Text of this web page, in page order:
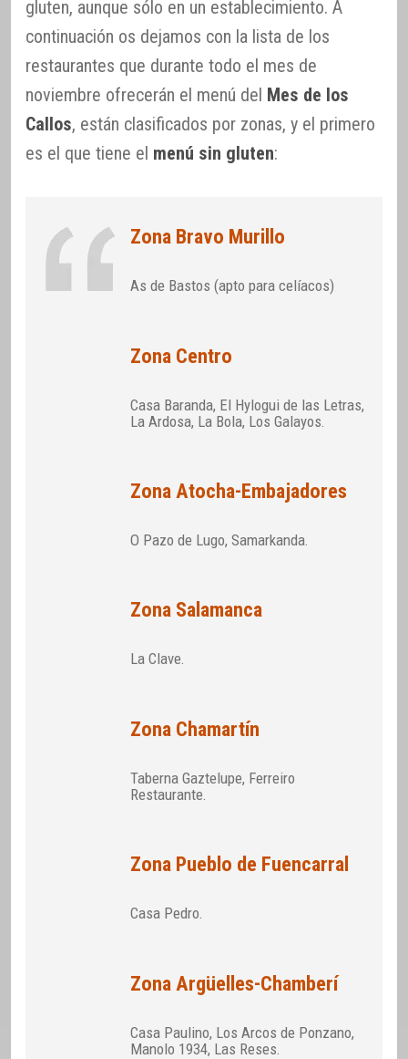
gluten, aunque sólo en un establecimiento. A
continuación os dejamos con la lista de los
restaurantes que durante todo el mes de
noviembre ofrecerán el menú del Mes de los
Callos, están clasificados por zonas, y el primero
es el que tiene el menú sin gluten:
Zona Bravo Murillo
As de Bastos (apto para celíacos)
Zona Centro
Casa Baranda, El Hylogui de las Letras,
La Ardosa, La Bola, Los Galayos.
Zona Atocha-Embajadores
O Pazo de Lugo, Samarkanda.
Zona Salamanca
La Clave.
Zona Chamartín
Taberna Gaztelupe, Ferreiro
Restaurante.
Zona Pueblo de Fuencarral
Casa Pedro.
Zona Argüelles-Chamberí
Casa Paulino, Los Arcos de Ponzano,
Manolo 1934, Las Reses.